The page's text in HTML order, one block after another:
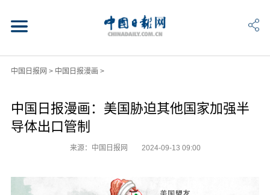
中国日报网 > 中国日报漫画 >
中国日报漫画：美国胁迫其他国家加强半
导体出口管制
来源：中国日报网 2024-09-13 09:00